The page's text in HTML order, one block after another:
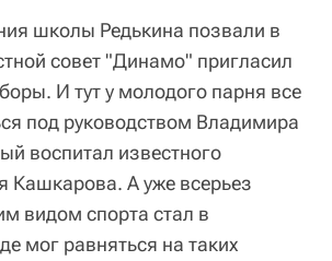
школы Редькина позвали в
совет "Динамо" пригласил
И тут у молодого парня все
под руководством Владимира
воспитал известного
Кашкарова. А уже всерьез
видом спорта стал в
мог равняться на таких